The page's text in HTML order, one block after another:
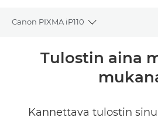
Canon PIXMA iP110
Toggle
YleiskuvausTulostin aina
Kannettava tulostin